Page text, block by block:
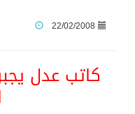
22/02/2008
كاتب عدل